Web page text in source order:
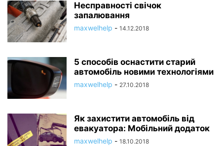
Несправності свічок
запалювання
maxwelhelp - 14.12.2018
5 способів оснастити старий
автомобіль новими технологіями
maxwelhelp - 27.10.2018
Як захистити автомобіль від
евакуатора: Мобільний додаток
maxwelhelp - 18.10.2018